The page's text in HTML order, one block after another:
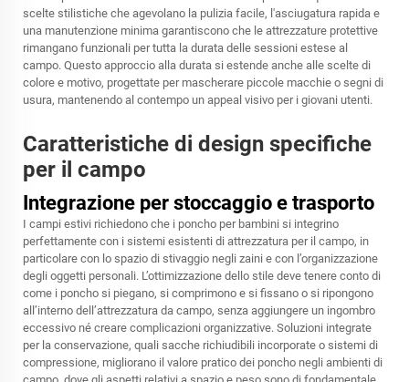
scelte stilistiche che agevolano la pulizia facile, l'asciugatura rapida e
una manutenzione minima garantiscono che le attrezzature protettive
rimangano funzionali per tutta la durata delle sessioni estese al
campo. Questo approccio alla durata si estende anche alle scelte di
colore e motivo, progettate per mascherare piccole macchie o segni di
usura, mantenendo al contempo un appeal visivo per i giovani utenti.
Caratteristiche di design specifiche
per il campo
Integrazione per stoccaggio e trasporto
I campi estivi richiedono che i poncho per bambini si integrino
perfettamente con i sistemi esistenti di attrezzatura per il campo, in
particolare con lo spazio di stivaggio negli zaini e con l’organizzazione
degli oggetti personali. L’ottimizzazione dello stile deve tenere conto di
come i poncho si piegano, si comprimono e si fissano o si ripongono
all’interno dell’attrezzatura da campo, senza aggiungere un ingombro
eccessivo né creare complicazioni organizzative. Soluzioni integrate
per la conservazione, quali sacche richiudibili incorporate o sistemi di
compressione, migliorano il valore pratico dei poncho negli ambienti di